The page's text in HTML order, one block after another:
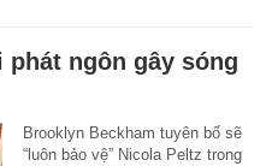
ngôn gây sóng
Brooklyn Beckham tuyên bố sẽ
“luôn bảo vệ” Nicola Peltz trong